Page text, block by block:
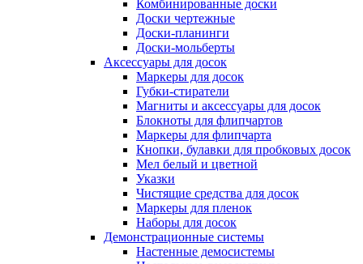
Комбинированные доски
Доски чертежные
Доски-планинги
Доски-мольберты
Аксессуары для досок
Маркеры для досок
Губки-стиратели
Магниты и аксессуары для досок
Блокноты для флипчартов
Маркеры для флипчарта
Кнопки, булавки для пробковых досок
Мел белый и цветной
Указки
Чистящие средства для досок
Маркеры для пленок
Наборы для досок
Демонстрационные системы
Настенные демосистемы